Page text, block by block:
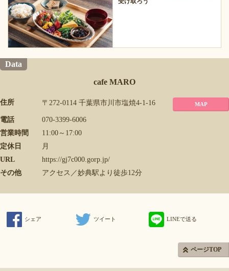
Data
cafe MARO
住所 〒272-0114 千葉県市川市塩焼4-1-16 MAP
電話
070-3399-6006
営業時間
11:00～17:00
定休日
月
URL
https://gj7c000.gorp.jp/
その他
アクセス／妙典駅より徒歩12分
シェア ツイート LINEで送る
ページTOP